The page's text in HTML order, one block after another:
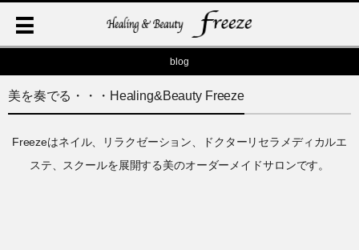
blog
美を奏でる・・・Healing&Beauty Freeze
Freezeはネイル、リラクゼーション、ドクターリセラメディカルエ
ステ、スクールを展開する美のオーダーメイドサロンです。